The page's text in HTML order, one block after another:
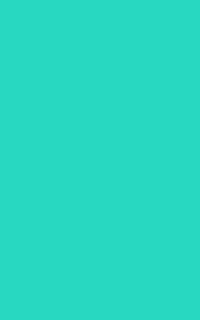
Экстракт лимона
действие, нормализует
коллагена. Входящий в
тусклостью, придает
Дезодорант-
Лаборатория LIBREDERM
антиперспирантов, в